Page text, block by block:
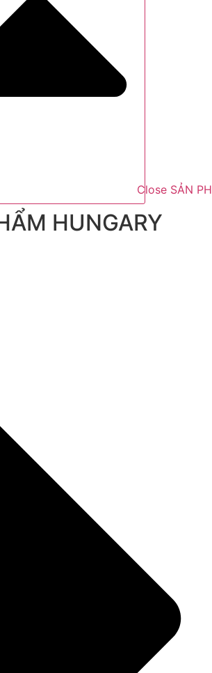
Close SẢN
HUNGARY